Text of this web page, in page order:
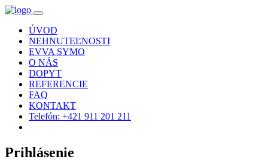
ÚVOD
NEHNUTEĽNOSTI
EVVA SYMO
O NÁS
DOPYT
REFERENCIE
FAQ
KONTAKT
Telefón: +421 911 201 211
Prihlásenie